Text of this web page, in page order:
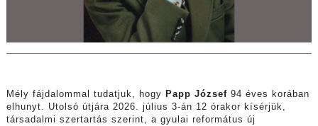
Mély fájdalommal tudatjuk, hogy Papp József94 éves korában
elhunyt. Utolsó útjára 2026. július 3-án 12 órakor kísérjük,
társadalmi szertartás szerint, a gyulai református új